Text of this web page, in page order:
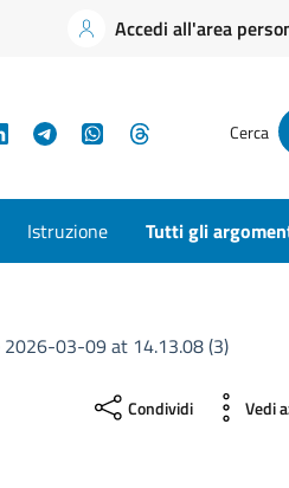
Accedi all'area
LinkedInTelegramWhatsApp Cerca
Istruzione Tutti gli
03-09 at 14.13.08 (3)
Condividi Vedi